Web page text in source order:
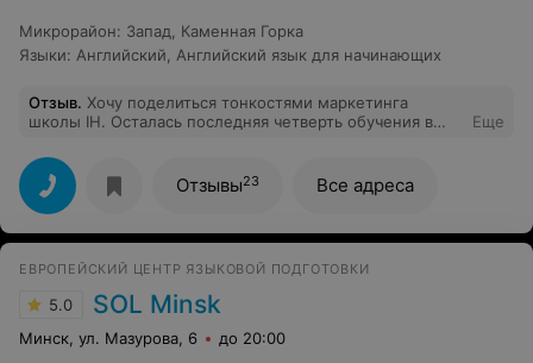
Микрорайон: Запад, Каменная Горка
Языки: Английский, Английский язык для начинающих
Отзыв. Хочу поделиться тонкостями маркетинга
школы IH. Осталась последняя четверть обучения в
бросит и уйдет, когда осталось 2 месяца курсов (с 10
апреля по 31 мая). Поэтому воспользовавшись
безвыходностью положения студентов, школа смело и
нагло подняла цену на обучение в последней
четверти. Увидев сумму к оплате, я еле сдержала
все четыре! Это как понимать?! И оплачивайте, иначе
вы будете отчислены! Я понимаю это так: наглость,
недобросовестность и жажда исключительно наживы!
Больше сюда ни ногой и друзьям не посоветую!
Еще
Отзывы23 Все адреса
ЕВРОПЕЙСКИЙ ЦЕНТР ЯЗЫКОВОЙ ПОДГОТОВКИ
5.0 SOL Minsk
Минск, ул. Мазурова, 6 до 20:00